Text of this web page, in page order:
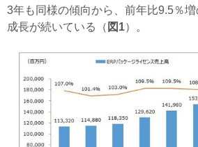
3年も同様の傾向から、前年比9.5％
成長が続いている（ 図1）。